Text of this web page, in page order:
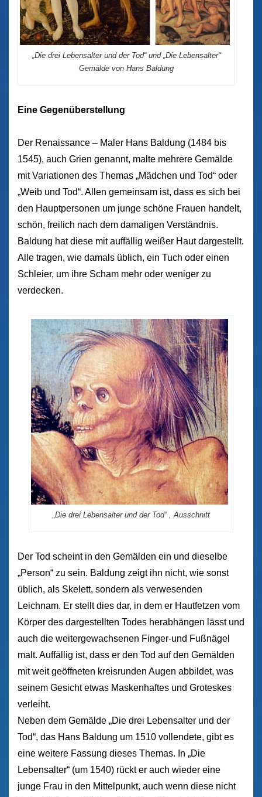
„Die drei Lebensalter und der Tod“ und „Die Lebensalter“
Gemälde von Hans Baldung
Eine Gegenüberstellung
Der Renaissance – Maler Hans Baldung (1484 bis
1545), auch Grien genannt, malte mehrere Gemälde
mit Variationen des Themas „Mädchen und Tod“ oder
„Weib und Tod“. Allen gemeinsam ist, dass es sich bei
den Hauptpersonen um junge schöne Frauen handelt,
schön, freilich nach dem damaligen Verständnis.
Baldung hat diese mit auffällig weißer Haut dargestellt.
Alle tragen, wie damals üblich, ein Tuch oder einen
Schleier, um ihre Scham mehr oder weniger zu
verdecken.
„Die drei Lebensalter und der Tod“ , Ausschnitt
Der Tod scheint in den Gemälden ein und dieselbe
„Person“ zu sein. Baldung zeigt ihn nicht, wie sonst
üblich, als Skelett, sondern als verwesenden
Leichnam. Er stellt dies dar, in dem er Hautfetzen vom
Körper des dargestellten Todes herabhängen lässt und
auch die weitergewachsenen Finger-und Fußnägel
malt. Auffällig ist, dass er den Tod auf den Gemälden
mit weit geöffneten kreisrunden Augen abbildet, was
seinem Gesicht etwas Maskenhaftes und Groteskes
verleiht.
Neben dem Gemälde „Die drei Lebensalter und der
Tod“, das Hans Baldung um 1510 vollendete, gibt es
eine weitere Fassung dieses Themas. In „Die
Lebensalter“ (um 1540) rückt er auch wieder eine
junge Frau in den Mittelpunkt, auch wenn diese nicht